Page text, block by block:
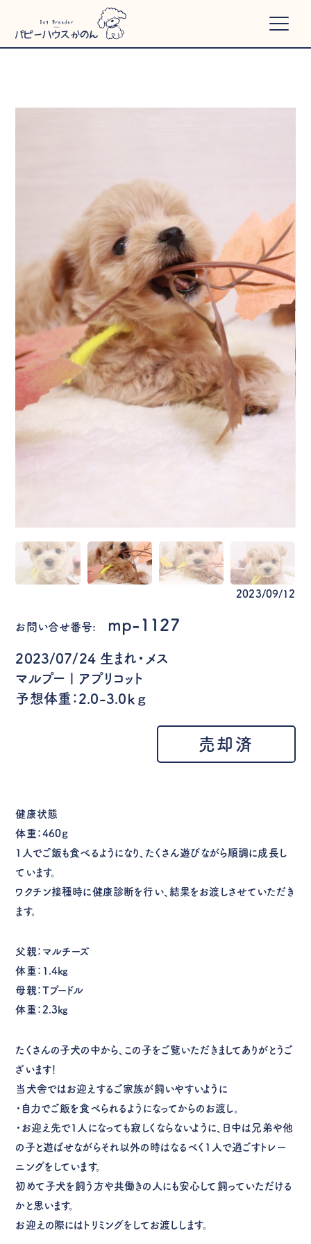
2023/09/12
お問い合せ番号: mp-1127
2023/07/24 生まれ・メス
マルプー | アプリコット
予想体重：2.0-3.0ｋｇ
売却済
健康状態
体重：460ｇ
1人でご飯も食べるようになり、たくさん遊びながら順調に成長し
ています。
ワクチン接種時に健康診断を行い、結果をお渡しさせていただき
ます。
父親：マルチーズ
体重：1.4㎏
母親：Tプードル
体重：2.3㎏
たくさんの子犬の中から、この子をご覧いただきましてありがとうご
ざいます！
当犬舎ではお迎えするご家族が飼いやすいように
・自力でご飯を食べられるようになってからのお渡し。
・お迎え先で1人になっても寂しくならないように、日中は兄弟や他
の子と遊ばせながらそれ以外の時はなるべく1人で過ごすトレー
ニングをしています。
初めて子犬を飼う方や共働きの人にも安心して飼っていただける
かと思います。
お迎えの際にはトリミングをしてお渡しします。